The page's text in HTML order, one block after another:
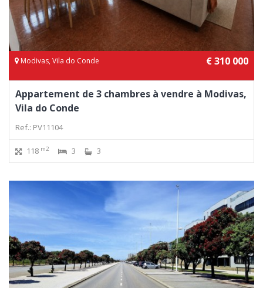
Modivas, Vila do Conde € 310 000
Appartement de 3 chambres à vendre à Modivas,
Vila do Conde
Ref.: PV11104
118 m2 3 3